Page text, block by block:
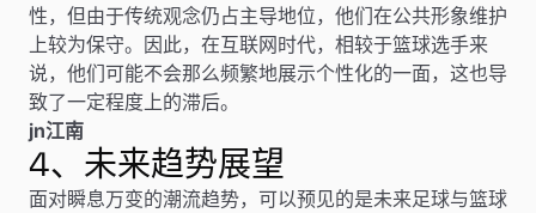
性，但由于传统观念仍占主导地位，他们在公共形象维护
上较为保守。因此，在互联网时代，相较于篮球选手来
说，他们可能不会那么频繁地展示个性化的一面，这也导
致了一定程度上的滞后。
jn江南
4、未来趋势展望
面对瞬息万变的潮流趋势，可以预见的是未来足球与篮球